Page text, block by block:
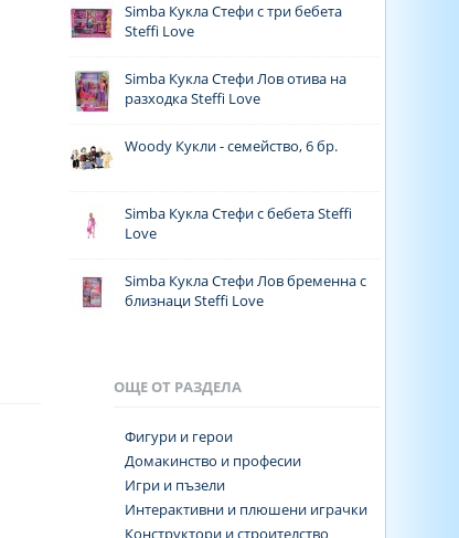
Simba Кукла Стефи с три бебета
Steffi Love
Simba Кукла Стефи Лов отива на
разходка Steffi Love
Woody Кукли - семейство, 6 бр.
Simba Кукла Стефи с бебета Steffi
Love
Simba Кукла Стефи Лов бременна с
близнаци Steffi Love
ОЩЕ ОТ РАЗДЕЛА
Фигури и герои
Домакинство и професии
Игри и пъзели
Интерактивни и плюшени играчки
Конструктори и строителство